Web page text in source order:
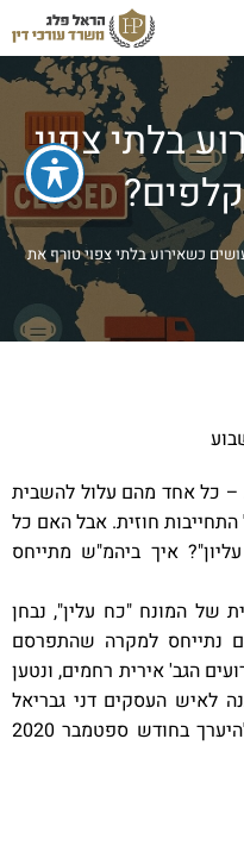
בלתי צפוי
כשאירוע בלתי צפוי טורף את
– כל אחד מהם עלול להשבית
חוזית. אבל האם כל
איך ביהמ"ש מתייחס
של המונח "כח עלין", נבחן
נתייחס למקרה שהתפרסם
הגב' אירית רחמים, ונטען
לאיש העסקים דני גבריאל
לאחר ביטול חתונת בתו שתוכננה להיערך בחודש ספטמבר 2020